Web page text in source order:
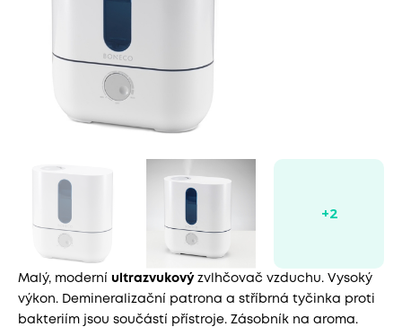
Malý, moderní ultrazvukovýzvlhčovač vzduchu. Vysoký
výkon. Demineralizační patrona a stříbrná tyčinka proti
bakteriím jsou součástí přístroje. Zásobník na aroma.